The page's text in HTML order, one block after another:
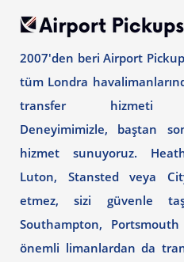
2007'den beri Airport
tüm Londra
transfer hizmeti
Deneyimimizle, baştan
hizmet sunuyoruz.
Luton, Stansted veya
etmez, sizi güvenle
Southampton,
önemli limanlardan da